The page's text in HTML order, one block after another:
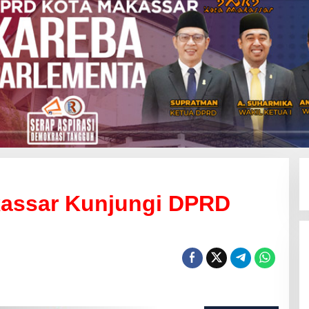
Kunjungi DPRD